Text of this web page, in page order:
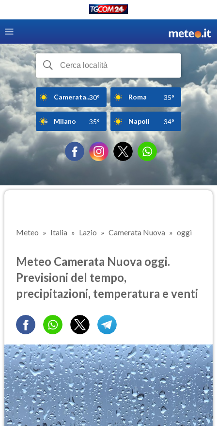
Camerata...30° Roma 35°
Milano 35° Napoli 34°
Meteo Italia Lazio Camerata Nuova oggi
Meteo Camerata Nuova oggi.
Previsioni del tempo,
precipitazioni, temperatura e venti